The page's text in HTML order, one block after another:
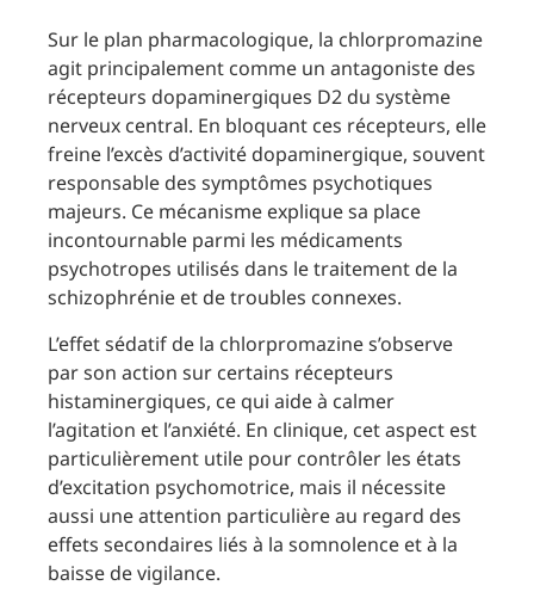
Sur le plan pharmacologique, la chlorpromazine
agit principalement comme un antagoniste des
récepteurs dopaminergiques D2 du système
nerveux central. En bloquant ces récepteurs, elle
freine l’excès d’activité dopaminergique, souvent
responsable des symptômes psychotiques
majeurs. Ce mécanisme explique sa place
incontournable parmi les médicaments
psychotropes utilisés dans le traitement de la
schizophrénie et de troubles connexes.
L’effet sédatif de la chlorpromazine s’observe
par son action sur certains récepteurs
histaminergiques, ce qui aide à calmer
l’agitation et l’anxiété. En clinique, cet aspect est
particulièrement utile pour contrôler les états
d’excitation psychomotrice, mais il nécessite
aussi une attention particulière au regard des
effets secondaires liés à la somnolence et à la
baisse de vigilance.